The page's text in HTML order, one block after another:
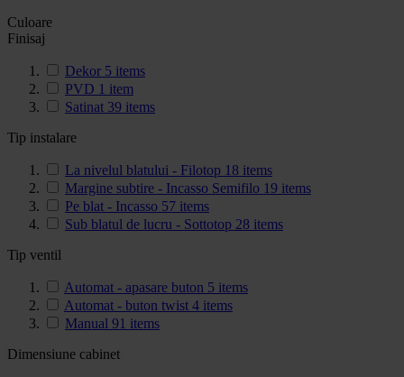
Culoare
Finisaj
Dekor 5 items
PVD 1 item
Satinat 39 items
Tip instalare
La nivelul blatului - Filotop 18 items
Margine subtire - Incasso Semifilo 19 items
Pe blat - Incasso 57 items
Sub blatul de lucru - Sottotop 28 items
Tip ventil
Automat - apasare buton 5 items
Automat - buton twist 4 items
Manual 91 items
Dimensiune cabinet